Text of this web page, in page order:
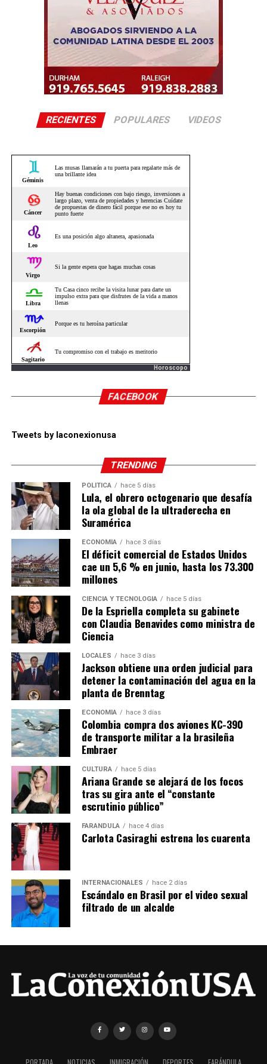
RECIENTES POPULARES VIDEOS
Horoscopo
FACEBOOK
Tweets by laconexionusa
TRENDING
POLÍTICA hace 5 días
Lula, el obrero octogenario que desafía
la ola global de la ultraderecha en
Suramérica
ECONOMÍA hace 3 días
El déficit comercial de Estados Unidos
cae un 5,6 % en junio, hasta los 73.300
millones
CIENCIA Y TECNOLOGÍA hace 5 días
De la Espriella completa su gabinete
con Claudia Benavides como ministra de
Ciencia
LOCALES hace 3 días
Jackson obtiene una orden judicial para
detener la contaminación del agua en la
planta de Brenntag
ECONOMÍA hace 3 días
Colombia compra dos aviones KC-390
de transporte militar a la brasileña
Embraer
CULTURA hace 5 días
Ariana Grande se alejará de los focos
tras su gira ante el “constante
escrutinio público”
FARÁNDULA hace 4 días
Carlota Casiraghi estrena los cuarenta
INTERNACIONALES hace 2 días
Escándalo en Brasil por el video sexual
filtrado de un alcalde